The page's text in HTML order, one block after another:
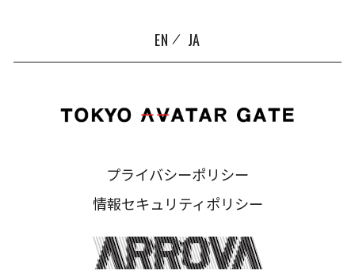
EN JA
プライバシーポリシー
情報セキュリティポリシー